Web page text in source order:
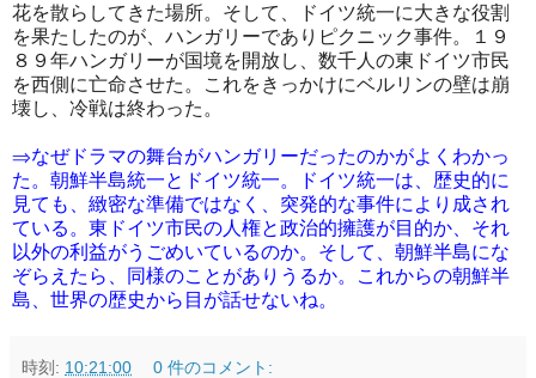
花を散らしてきた場所。そして、ドイツ統一に大きな役割
を果たしたのが、ハンガリーでありピクニック事件。１９
８９年ハンガリーが国境を開放し、数千人の東ドイツ市民
を西側に亡命させた。これをきっかけにベルリンの壁は崩
壊し、冷戦は終わった。
⇒なぜドラマの舞台がハンガリーだったのかがよくわかっ
た。朝鮮半島統一とドイツ統一。ドイツ統一は、歴史的に
見ても、緻密な準備ではなく、突発的な事件により成され
ている。東ドイツ市民の人権と政治的擁護が目的か、それ
以外の利益がうごめいているのか。そして、朝鮮半島にな
ぞらえたら、同様のことがありうるか。これからの朝鮮半
島、世界の歴史から目が話せないね。
時刻: 10:21:00 0 件のコメント: